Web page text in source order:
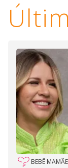
BEBÊ MAMÃE